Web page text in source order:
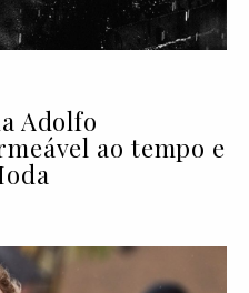
Adolfo
ao tempo e